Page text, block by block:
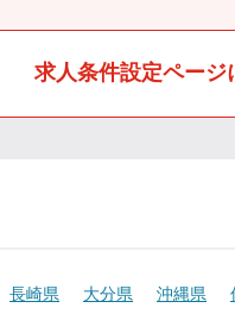
求人条件設定ページ
長崎県 大分県 沖縄県